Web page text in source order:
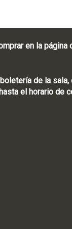
en la página
de la sala,
el horario de
2]
|